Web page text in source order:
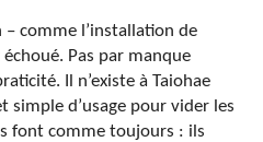
comme l’installation de
Pas par manque
Il n’existe à Taiohae
simple d’usage pour vider les
font comme toujours : ils